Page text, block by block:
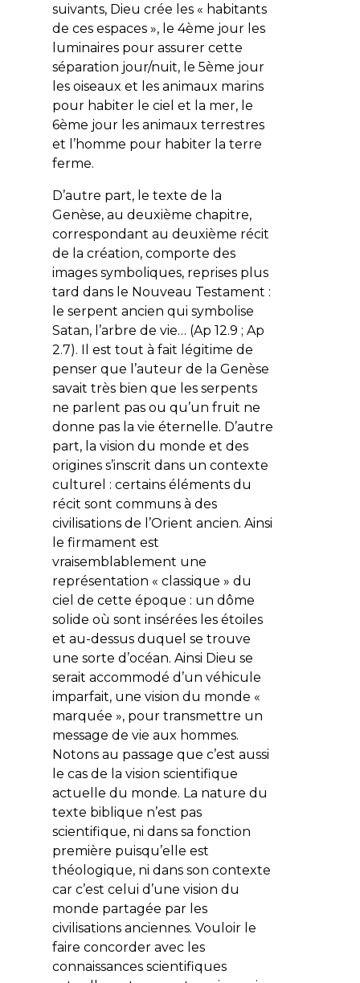
suivants, Dieu crée les « habitants
de ces espaces », le 4ème jour les
luminaires pour assurer cette
séparation jour/nuit, le 5ème jour
les oiseaux et les animaux marins
pour habiter le ciel et la mer, le
6ème jour les animaux terrestres
et l’homme pour habiter la terre
ferme.
D’autre part, le texte de la
Genèse, au deuxième chapitre,
correspondant au deuxième récit
de la création, comporte des
images symboliques, reprises plus
tard dans le Nouveau Testament :
le serpent ancien qui symbolise
Satan, l’arbre de vie… (Ap 12.9 ; Ap
2.7). Il est tout à fait légitime de
penser que l’auteur de la Genèse
savait très bien que les serpents
ne parlent pas ou qu’un fruit ne
donne pas la vie éternelle. D’autre
part, la vision du monde et des
origines s’inscrit dans un contexte
culturel : certains éléments du
récit sont communs à des
civilisations de l’Orient ancien. Ainsi
le firmament est
vraisemblablement une
représentation « classique » du
ciel de cette époque : un dôme
solide où sont insérées les étoiles
et au-dessus duquel se trouve
une sorte d’océan. Ainsi Dieu se
serait accommodé d’un véhicule
imparfait, une vision du monde «
marquée », pour transmettre un
message de vie aux hommes.
Notons au passage que c’est aussi
le cas de la vision scientifique
actuelle du monde. La nature du
texte biblique n’est pas
scientifique, ni dans sa fonction
première puisqu’elle est
théologique, ni dans son contexte
car c’est celui d’une vision du
monde partagée par les
civilisations anciennes. Vouloir le
faire concorder avec les
connaissances scientifiques